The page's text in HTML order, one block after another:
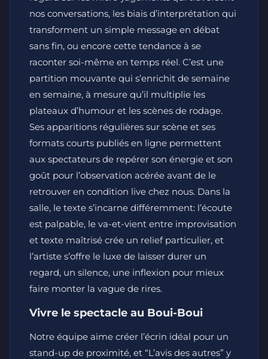
nos conversations, les biais d’interprétation qui
transforment un simple message en débat
sans fin, ou encore cette tendance à se
raconter soi-même en temps réel. C’est une
partition mouvante qui s’enrichit de semaine
en semaine, à mesure qu’il multiplie les
plateaux d’humour et les scènes de rodage.
Ses apparitions régulières sur scène et ses
formats courts publiés en ligne permettent
aux spectateurs de repérer son énergie et son
goût pour l’observation acérée avant de le
retrouver en condition live chez nous. Dans la
salle, le texte s’incarne différemment: l’écoute
est palpable, le va-et-vient entre improvisation
et texte maîtrisé crée un relief particulier, et
l’artiste s’offre le luxe de laisser durer un
regard, un silence, une inflexion pour mieux
faire monter la vague de rires.
Vivre le spectacle au Boui-Boui
Notre équipe aime créer l’écrin idéal pour un
stand-up de proximité, et “L’avis des autres” y